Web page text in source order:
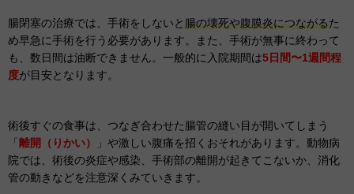
腸閉塞の治療では、手術をしないと腸の壊死や腹膜炎につながるた
め早急に手術を行う必要があります。また、手術が無事に終わって
も、数日間は油断できません。一般的に入院期間は5日間〜1週間程
度が目安となります。
術後すぐの食事は、つなぎ合わせた腸管の縫い目が開いてしまう
「 離開（りかい）
」や激しい腹痛を招くおそれがあります。動物病
院では、術後の炎症や感染、手術部の離開が起きてこないか、消化
管の動きなどを注意深くみていきます。